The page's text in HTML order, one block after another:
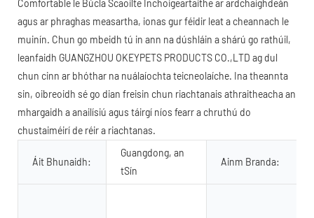
Comfortable le Búcla Scaoilte Inchoigeartaithe ar ardchaighdeán
agus ar phraghas measartha, ionas gur féidir leat a cheannach le
muinín. Chun go mbeidh tú in ann na dúshláin a shárú go rathúil,
leanfaidh GUANGZHOU OKEYPETS PRODUCTS CO.,LTD ag dul
chun cinn ar bhóthar na nuálaíochta teicneolaíche. Ina theannta
sin, oibreoidh sé go dian freisin chun riachtanais athraitheacha an
mhargaidh a anailísiú agus táirgí níos fearr a chruthú do
chustaiméirí de réir a riachtanas.
Áit Bhunaidh:
Guangdong, an
tSín
Ainm Branda: